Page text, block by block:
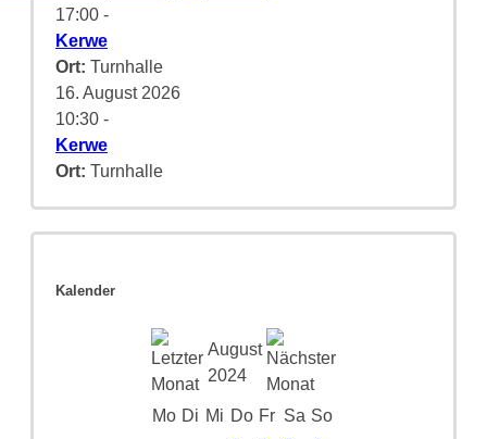
17:00 -
Kerwe
Ort: Turnhalle
16. August 2026
10:30 -
Kerwe
Ort: Turnhalle
Kalender
August
2024
Mo Di Mi Do Fr Sa So